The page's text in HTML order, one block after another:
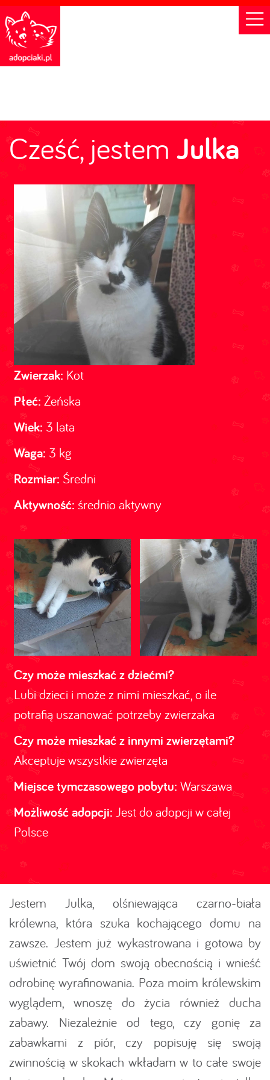
Cześć, jestem Julka
Zwierzak: Kot
Płeć: Żeńska
Wiek: 3 lata
Waga: 3 kg
Rozmiar: Średni
Aktywność: średnio aktywny
Czy może mieszkać z dziećmi?
Lubi dzieci i może z nimi mieszkać, o ile
potrafią uszanować potrzeby zwierzaka
Czy może mieszkać z innymi zwierzętami?
Akceptuje wszystkie zwierzęta
Miejsce tymczasowego pobytu: Warszawa
Możliwość adopcji: Jest do adopcji w całej
Polsce
Jestem Julka, olśniewająca czarno-biała
królewna, która szuka kochającego domu na
zawsze. Jestem już wykastrowana i gotowa by
uświetnić Twój dom swoją obecnością i wnieść
odrobinę wyrafinowania. Poza moim królewskim
wyglądem, wnoszę do życia również ducha
zabawy. Niezależnie od tego, czy gonię za
zabawkami z piór, czy popisuję się swoją
zwinnością w skokach wkładam w to całe swoje